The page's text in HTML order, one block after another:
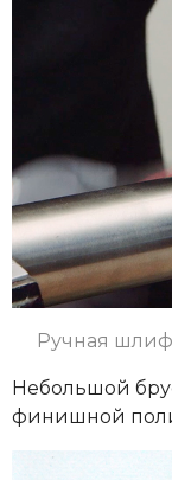
Ручная
Небольшой
финишной